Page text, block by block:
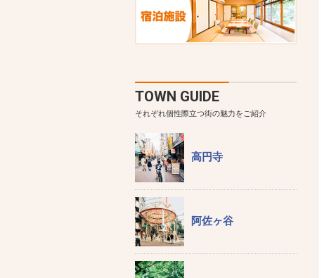
TOWN GUIDE
それぞれ個性際立つ街の魅力をご紹介
高円寺
阿佐ヶ谷